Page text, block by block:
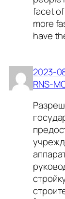
facet
more
have
2023-
RNS-